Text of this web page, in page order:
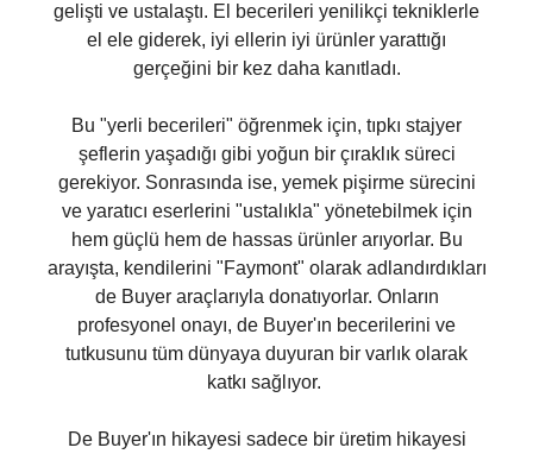
gelişti ve ustalaştı. El becerileri yenilikçi tekniklerle
el ele giderek, iyi ellerin iyi ürünler yarattığı
gerçeğini bir kez daha kanıtladı.
Bu "yerli becerileri" öğrenmek için, tıpkı stajyer
şeflerin yaşadığı gibi yoğun bir çıraklık süreci
gerekiyor. Sonrasında ise, yemek pişirme sürecini
ve yaratıcı eserlerini "ustalıkla" yönetebilmek için
hem güçlü hem de hassas ürünler arıyorlar. Bu
arayışta, kendilerini "Faymont" olarak adlandırdıkları
de Buyer araçlarıyla donatıyorlar. Onların
profesyonel onayı, de Buyer'ın becerilerini ve
tutkusunu tüm dünyaya duyuran bir varlık olarak
katkı sağlıyor.
De Buyer'ın hikayesi sadece bir üretim hikayesi